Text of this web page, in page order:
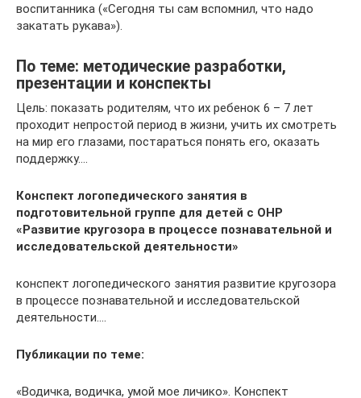
воспитанника («Сегодня ты сам вспомнил, что надо
закатать рукава»).
По теме: методические разработки,
презентации и конспекты
Цель: показать родителям, что их ребенок 6 – 7 лет
проходит непростой период в жизни, учить их смотреть
на мир его глазами, постараться понять его, оказать
поддержку….
Конспект логопедического занятия в
подготовительной группе для детей с ОНР
«Развитие кругозора в процессе познавательной и
исследовательской деятельности»
конспект логопедического занятия развитие кругозора
в процессе познавательной и исследовательской
деятельности….
Публикации по теме:
«Водичка, водичка, умой мое личико». Конспект